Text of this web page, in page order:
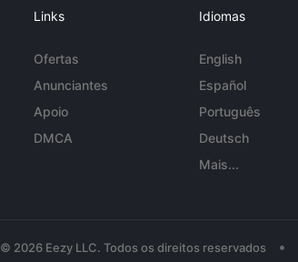
Links
Ofertas
Anunciantes
Apoio
DMCA
Idiomas
English
Español
Português
Deutsch
Mais...
© 2026 Eezy LLC. Todos os direitos reservados •